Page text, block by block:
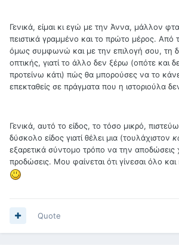
Γενικά, είμαι κι εγώ με την Άννα, μάλλον
πειστικά γραμμένο και το πρώτο μέρος. Από
όμως συμφωνώ και με την επιλογή σου, τη
οπτικής, γιατί το άλλο δεν ξέρω (οπότε και
προτείνω κάτι) πώς θα μπορούσες να το
επεκταθείς σε πράγματα που η ιστοριούλα
Γενικά, αυτό το είδος, το τόσο μικρό,
δύσκολο είδος γιατί θέλει μια (τουλάχιστον
εξαρετικά σύντομο τρόπο να την αποδώσεις
προδώσεις. Μου φαίνεται ότι γίνεσαι όλο
Quote